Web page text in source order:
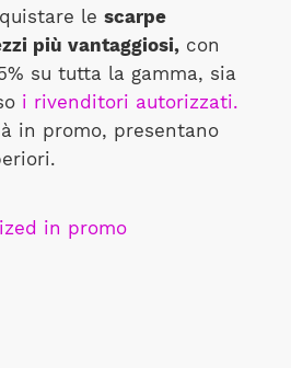
le scarpe
più vantaggiosi,con
su tutta la gamma, sia
i rivenditori autorizzati.
in promo, presentano